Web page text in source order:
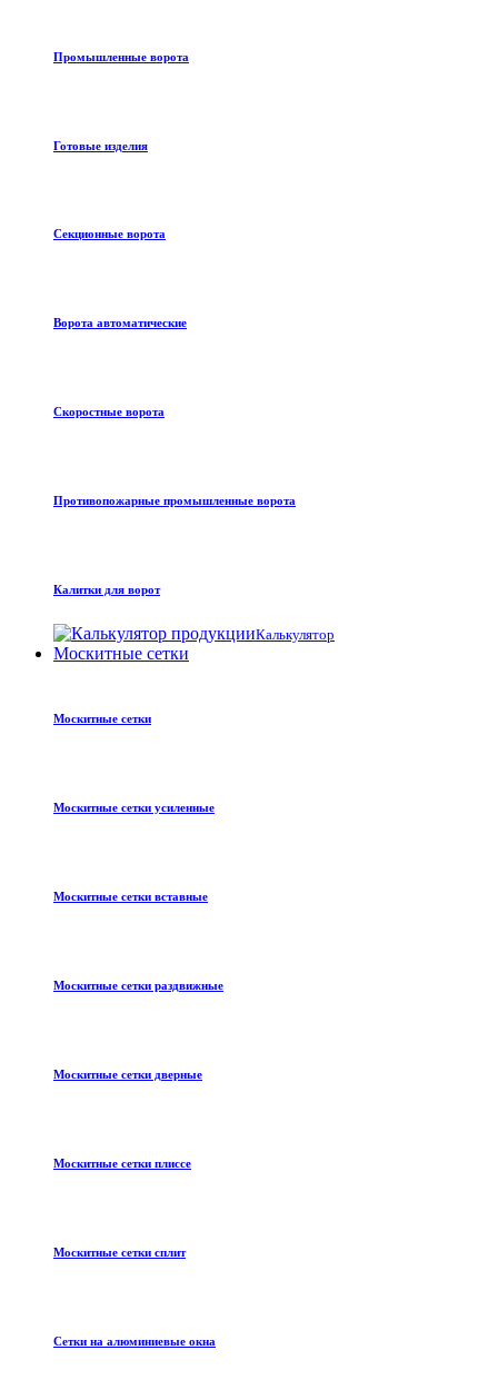
Промышленные ворота
Готовые изделия
Секционные ворота
Ворота автоматические
Скоростные ворота
Противопожарные промышленные ворота
Калитки для ворот
Калькулятор
Москитные сетки
Москитные сетки
Москитные сетки усиленные
Москитные сетки вставные
Москитные сетки раздвижные
Москитные сетки дверные
Москитные сетки плиссе
Москитные сетки сплит
Сетки на алюминиевые окна